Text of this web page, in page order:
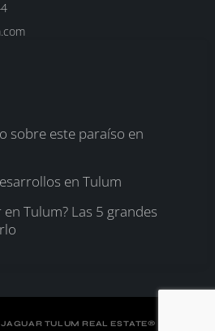
sobre este paraíso en
en Tulum
Tulum? Las 5 grandes
TULUM REAL ESTATE®